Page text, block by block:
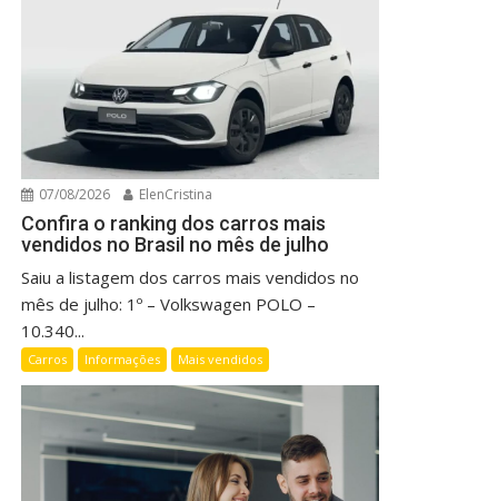
07/08/2026 ElenCristina
Confira o ranking dos carros mais
vendidos no Brasil no mês de julho
Saiu a listagem dos carros mais vendidos no
mês de julho: 1º – Volkswagen POLO –
10.340...
Carros Informações Mais vendidos